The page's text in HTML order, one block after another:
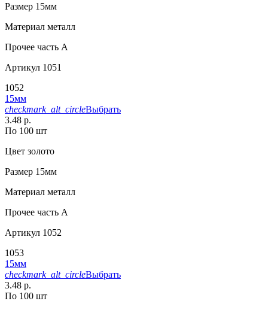
Размер 15мм
Материал металл
Прочее часть A
Артикул 1051
1052
15мм
checkmark_alt_circleВыбрать
3.48 р.
По 100 шт
Цвет золото
Размер 15мм
Материал металл
Прочее часть A
Артикул 1052
1053
15мм
checkmark_alt_circleВыбрать
3.48 р.
По 100 шт